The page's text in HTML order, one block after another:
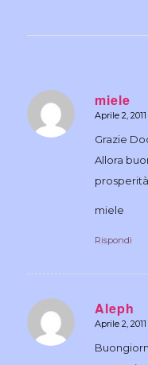
miele
dice:
Aprile 2,
Grazie
Allora
miele
Rispondi
Aleph
dice:
Aprile 2,